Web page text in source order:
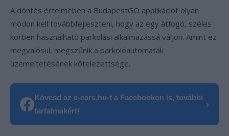
A döntés értelmében a BudapestGO applikációt olyan
módon kell továbbfejleszteni, hogy az egy átfogó, széles
körben használható parkolási alkalmazássá váljon. Amint ez
megvalósul, megszűnik a parkolóautomaták
üzemeltetésének kötelezettsége.
Kövesd az e-cars.hu-t a Facebookon is, további
tartalmakért!
›